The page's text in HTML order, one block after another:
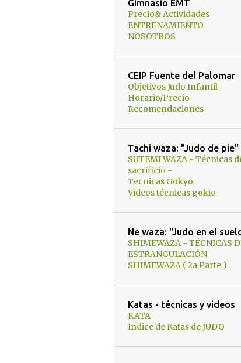
Gimnasio EMT
Precio& Actividades
ENTRENAMIENTO
NOSOTROS
CEIP Fuente del Palomar
Objetivos Judo Infantil
Horario/Precio
Recomendaciones
Tachi waza: "Judo de pie"
SUTEMI WAZA - Técnicas
sacrificio -
Tecnicas Gokyo
Videos técnicas gokio
Ne waza: "Judo en el
SHIMEWAZA - TÉCNICAS
ESTRANGULACIÓN
SHIMEWAZA ( 2a Parte )
Katas - técnicas y videos
KATA
Indice de Katas de JUDO